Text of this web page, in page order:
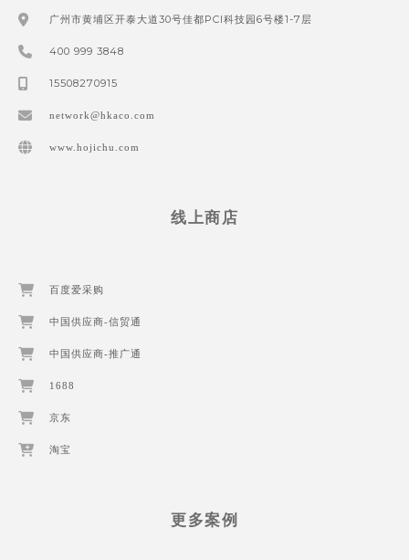
广州市黄埔区开泰大道30号佳都PCI科技园6号楼1-7层
400 999 3848
15508270915
network@hkaco.com
www.hojichu.com
线上商店
百度爱采购
中国供应商-信贸通
中国供应商-推广通
1688
京东
淘宝
更多案例